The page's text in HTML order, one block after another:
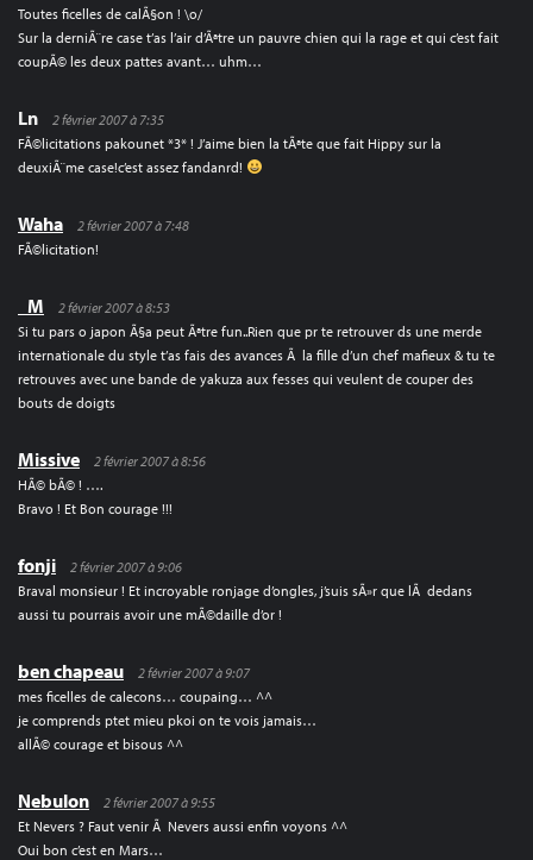
Toutes ficelles de calÃ§on ! \o/
Sur la derniÃ¨re case t’as l’air d’Ãªtre un pauvre chien qui la rage et qui c’est fait
coupÃ© les deux pattes avant… uhm…
Ln
2 février 2007 à 7:35
FÃ©licitations pakounet *3* ! J’aime bien la tÃªte que fait Hippy sur la
deuxiÃ¨me case!c’est assez fandanrd!
Waha
2 février 2007 à 7:48
FÃ©licitation!
_M
2 février 2007 à 8:53
Si tu pars o japon Ã§a peut Ãªtre fun..Rien que pr te retrouver ds une merde
internationale du style t’as fais des avances Ã la fille d’un chef mafieux & tu te
retrouves avec une bande de yakuza aux fesses qui veulent de couper des
bouts de doigts
Missive
2 février 2007 à 8:56
HÃ© bÃ© ! ….
Bravo ! Et Bon courage !!!
fonji
2 février 2007 à 9:06
Braval monsieur ! Et incroyable ronjage d’ongles, j’suis sÃ»r que lÃ dedans
aussi tu pourrais avoir une mÃ©daille d’or !
ben chapeau
2 février 2007 à 9:07
mes ficelles de calecons… coupaing… ^^
je comprends ptet mieu pkoi on te vois jamais…
allÃ© courage et bisous ^^
Nebulon
2 février 2007 à 9:55
Et Nevers ? Faut venir Ã Nevers aussi enfin voyons ^^
Oui bon c’est en Mars…